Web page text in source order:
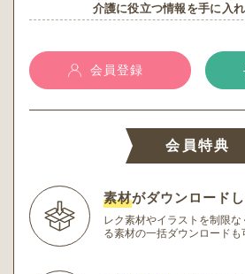
介護に役立つ情報を手に入れ
会員登録
会員特典
素材がダウンロード
レク素材やイラストを制限な
る素材の一括ダウンロードも